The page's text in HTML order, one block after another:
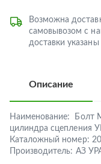
Возможна
самовывозом с
доставки указаны
Описание
Наименование:
Болт
цилиндра сцепления
Каталожный номер:
Производитель: АЗ